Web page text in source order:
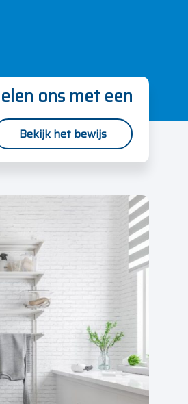
ons met een
Bekijk het bewijs